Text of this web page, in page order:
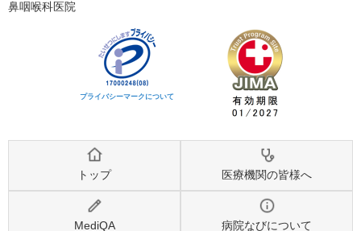
鼻咽喉科医院
プライバシーマークについて
トップ 医療機関の皆様へ
MediQA 病院なびについて